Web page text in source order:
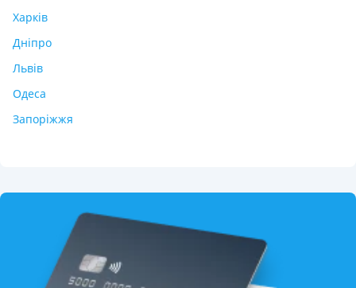
Харків
Дніпро
Львів
Одеса
Запоріжжя